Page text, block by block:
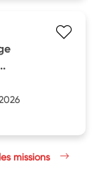
missions